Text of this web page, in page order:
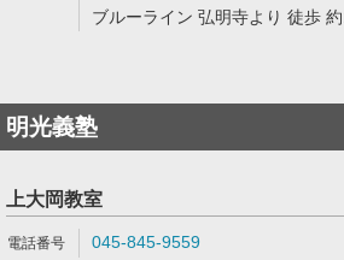
ブルーライン 弘明寺より 徒歩
明光義塾
上大岡教室
045-845-9559